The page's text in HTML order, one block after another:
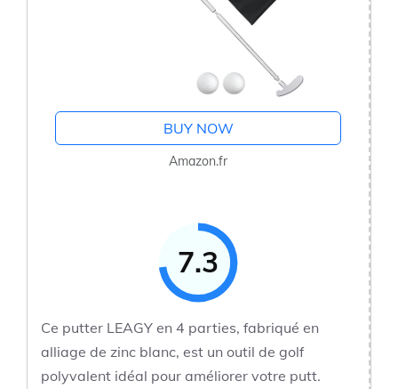
BUY NOW
Amazon.fr
7.3
Ce putter LEAGY en 4 parties, fabriqué en
alliage de zinc blanc, est un outil de golf
polyvalent idéal pour améliorer votre putt.